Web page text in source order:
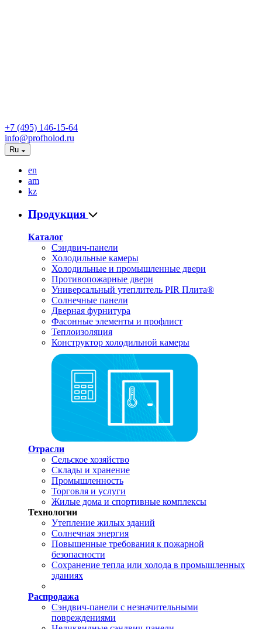
+7 (495) 146-15-64
info@profholod.ru
Ru
en
am
kz
Продукция
Каталог
Сэндвич-панели
Холодильные камеры
Холодильные и промышленные двери
Противопожарные двери
Универсальный утеплитель PIR Плита®
Солнечные панели
Дверная фурнитура
Фасонные элементы и профлист
Теплоизоляция
Конструктор холодильной камеры
Отрасли
Сельское хозяйство
Склады и хранение
Промышленность
Торговля и услуги
Жилые дома и спортивные комплексы
Технологии
Утепление жилых зданий
Солнечная энергия
Повышенные требования к пожарной
безопасности
Сохранение тепла или холода в промышленных
зданиях
Распродажа
Сэндвич-панели с незначительными
повреждениями